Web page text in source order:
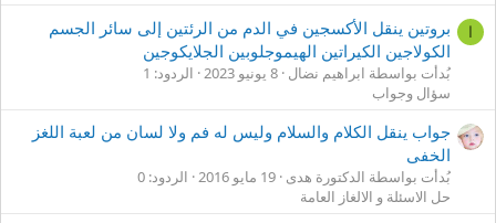
ا
بروتين ينقل الأكسجين في الدم من الرئتين إلى سائر الجسم
الكولاجين الكيراتين الهيموجلوبين الجلايكوجين
بُدأت بواسطة ابراهيم نضال 8 يونيو 2023
الردود: 1
سؤال وجواب
جواب ينقل الكلام والسلام وليس له فم ولا لسان من لعبة اللغز
الخفى
بُدأت بواسطة الدكتورة هدى 19 مايو 2016
الردود: 0
حل الاسئلة و الالغاز العامة